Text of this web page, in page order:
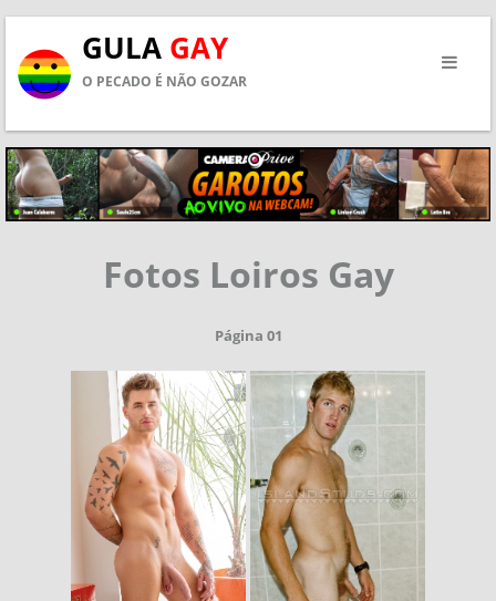
GULA GAY
O PECADO É NÃO GOZAR
Fotos Loiros Gay
Página 01